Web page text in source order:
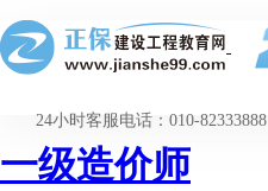
24小时客服电话：010-82333888
一级造价师